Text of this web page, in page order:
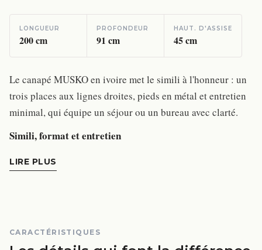
LONGUEUR
200cm
PROFONDEUR
91 cm
HAUT. D'ASSISE
45cm
Le canapé MUSKO en ivoire met le simili à l'honneur : un
trois places aux lignes droites, pieds en métal et entretien
minimal, qui équipe un séjour ou un bureau avec clarté.
Simili, format et entretien
LIRE PLUS
CARACTÉRISTIQUES